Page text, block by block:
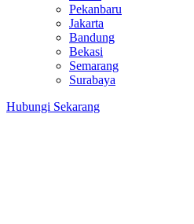
Pekanbaru
Jakarta
Bandung
Bekasi
Semarang
Surabaya
Hubungi Sekarang